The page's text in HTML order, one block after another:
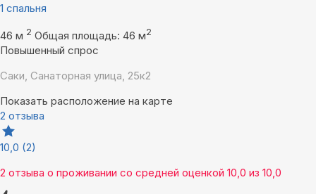
1 спальня
46 м 2 Общая площадь: 46 м2
Повышенный спрос
Саки, Санаторная улица, 25к2
Показать расположение на карте
2 отзыва
10,0 (2)
2 отзыва о проживании со средней оценкой 10,0 из 10,0